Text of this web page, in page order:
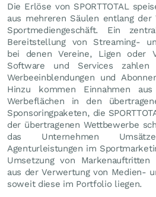
Die Erlöse von SPORTTOTAL
aus mehreren Säulen entlang der
Sportmediengeschäft. Ein
Bereitstellung von Streaming-
bei denen Vereine, Ligen oder
Software und Services
Werbeeinblendungen und
Hinzu kommen Einnahmen
Werbeflächen in den
Sponsoringpaketen, die
der übertragenen Wettbewerbe
das Unternehmen
Agenturleistungen im
Umsetzung von
aus der Verwertung von Medien-
soweit diese im Portfolio liegen.